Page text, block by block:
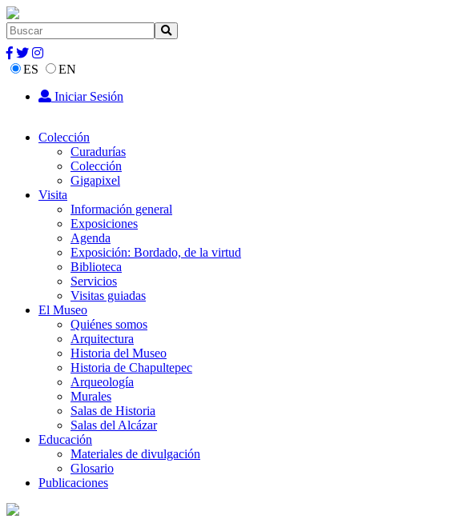
ES
EN
Iniciar Sesión
Colección
Curadurías
Colección
Gigapixel
Visita
Información general
Exposiciones
Agenda
Exposición: Bordado, de la virtud
Biblioteca
Servicios
Visitas guiadas
El Museo
Quiénes somos
Arquitectura
Historia del Museo
Historia de Chapultepec
Arqueología
Murales
Salas de Historia
Salas del Alcázar
Educación
Materiales de divulgación
Glosario
Publicaciones